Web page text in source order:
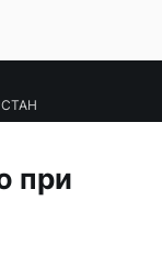
при